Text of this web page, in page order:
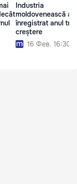
Industria
moldovenească a
înregistrat anul
creștere
16 Фев. 16:30